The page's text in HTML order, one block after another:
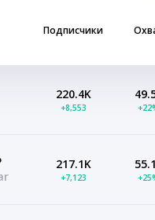
Подписчики
220.4K
+8,553
217.1K
+7,123